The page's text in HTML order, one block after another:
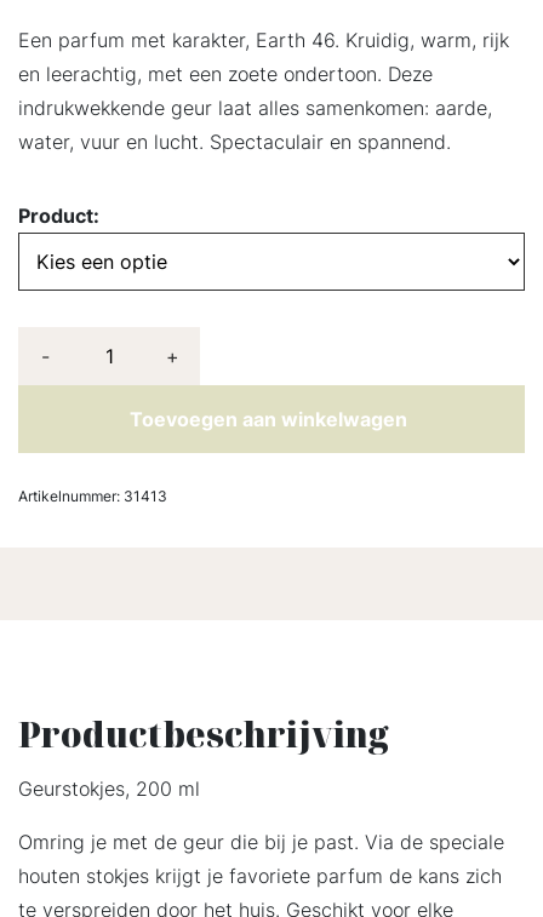
Een parfum met karakter, Earth 46. Kruidig, warm, rijk
en leerachtig, met een zoete ondertoon. Deze
indrukwekkende geur laat alles samenkomen: aarde,
water, vuur en lucht. Spectaculair en spannend.
Product:
- +
Toevoegen aan winkelwagen
Artikelnummer: 31413
Productbeschrijving
Geurstokjes, 200 ml
Omring je met de geur die bij je past. Via de speciale
houten stokjes krijgt je favoriete parfum de kans zich
te verspreiden door het huis. Geschikt voor elke